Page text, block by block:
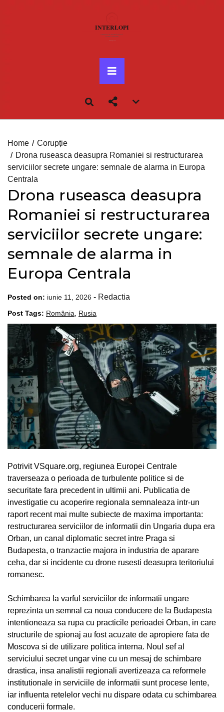
Primary
Menu
menu
Home
Corupție
Drona ruseasca deasupra Romaniei si restructurarea
serviciilor secrete ungare: semnale de alarma in Europa
Centrala
Drona ruseasca deasupra
Romaniei si restructurarea
serviciilor secrete ungare:
semnale de alarma in
Europa Centrala
Posted on: iunie 11, 2026 - Redactia
Post Tags: România, Rusia
Potrivit VSquare.org, regiunea Europei Centrale
traverseaza o perioada de turbulente politice si de
securitate fara precedent in ultimii ani. Publicatia de
investigatie cu acoperire regionala semnaleaza intr-un
raport recent mai multe subiecte de maxima importanta:
restructurarea serviciilor de informatii din Ungaria dupa era
Orban, un canal diplomatic secret intre Praga si
Budapesta, o tranzactie majora in industria de aparare
ceha, dar si incidente cu drone rusesti deasupra teritoriului
romanesc.
Schimbarea la varful serviciilor de informatii ungare
reprezinta un semnal ca noua conducere de la Budapesta
intentioneaza sa rupa cu practicile perioadei Orban, in care
structurile de spionaj au fost acuzate de apropiere fata de
Moscova si de utilizare politica interna. Noul sef al
serviciului secret ungar vine cu un mesaj de schimbare
drastica, insa analistii regionali avertizeaza ca reformele
institutionale in serviciile de informatii sunt procese lente,
iar influenta retelelor vechi nu dispare odata cu schimbarea
conducerii formale.